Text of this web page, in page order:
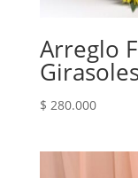
Arreglo
$ 280.000